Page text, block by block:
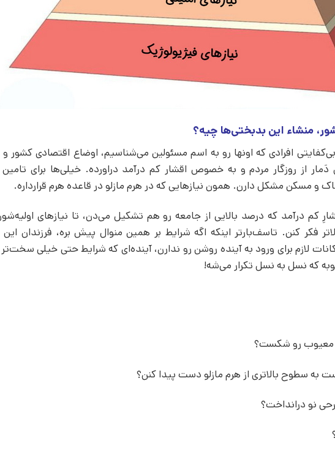
منشاء این بدبختی‌ها چیه؟
افرادی که اونها رو به اسم مسئولین می‌شناسیم، اوضاع اقتصادی کشور
تورم 50، 60 درصدی دَمار از روزگار مردم و به خصوص اقشار کم درآمد دراورده. خیلی‌ها برای
مسکن مشکل دارن. همون نیازهایی که در هرم مازلو در قاعده هرم قرارداره.
کم درآمد که درصد بالایی از جامعه رو هم تشکیل می‌دن، تا نیازهای
فکر کنن. تاسف‌بارتر اینکه اگه شرایط بر همین منوال پیش بره، فرزندان
لازم برای ورود به آینده روشن رو ندارن، آینده‌ای که شرایط حتی خیلی سخت‌تر
که نسل به نسل تکرار می‌شه!
معیوب رو شکست؟
به سطوح بالاتری از هرم مازلو دست پیدا کنن؟
نو درانداخت؟